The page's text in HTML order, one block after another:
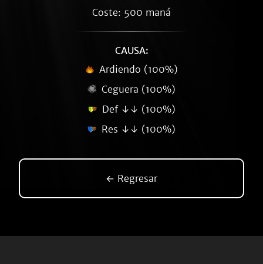
Coste: 500 maná
CAUSA:
Ardiendo (100%)
Ceguera (100%)
Def ↓↓ (100%)
Res ↓↓ (100%)
← Regresar